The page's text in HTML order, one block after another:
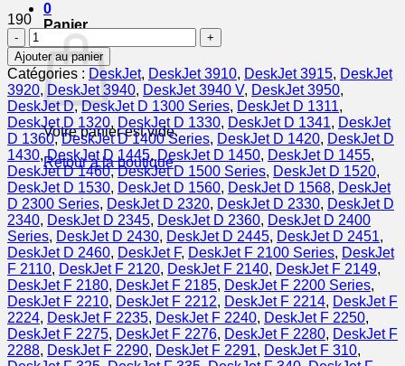
0
Panier
Votre panier est vide.
Retour à la boutique
190
quantité
de
C9351AE
/
21
-
cartouche
de
marque
HP
-
noire
Ajouter au panier
Catégories : DeskJet, DeskJet 3910, DeskJet 3915, DeskJet
3920, DeskJet 3940, DeskJet 3940 V, DeskJet 3950,
DeskJet D,DeskJet D 1300 Series, DeskJet D 1311,
DeskJet D 1320, DeskJet D 1330, DeskJet D 1341, DeskJet
D 1360,DeskJet D 1400 Series, DeskJet D 1420, DeskJet D
1430,DeskJet D 1445, DeskJet D 1450, DeskJet D 1455,
DeskJet D 1460,DeskJet D 1500 Series, DeskJet D 1520,
DeskJet D 1530, DeskJet D 1560, DeskJet D 1568, DeskJet
D 2300 Series, DeskJet D 2320, DeskJet D 2330, DeskJet D
2340, DeskJet D 2345, DeskJet D 2360, DeskJet D 2400
Series, DeskJet D 2430, DeskJet D 2445, DeskJet D 2451,
DeskJet D 2460, DeskJet F, DeskJet F 2100 Series, DeskJet
F 2110, DeskJet F 2120, DeskJet F 2140, DeskJet F 2149,
DeskJet F 2180, DeskJet F 2185, DeskJet F 2200 Series,
DeskJet F 2210, DeskJet F 2212, DeskJet F 2214, DeskJet F
2224, DeskJet F 2235, DeskJet F 2240, DeskJet F 2250,
DeskJet F 2275, DeskJet F 2276, DeskJet F 2280, DeskJet F
2288, DeskJet F 2290, DeskJet F 2291, DeskJet F 310,